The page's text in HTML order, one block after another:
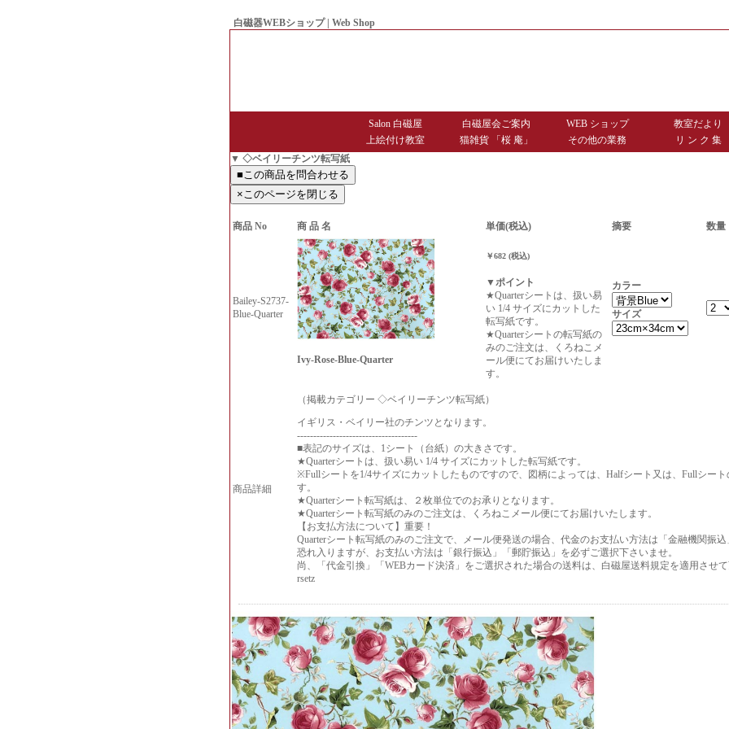
白磁器WEBショップ | Web Shop
Salon 白磁屋 白磁屋会ご案内 WEB ショップ
教室だより
上絵付け教室
猫雑貨 「桜 庵」 その他の業務
リ ン ク 集
▼ ◇ベイリーチンツ転写紙
商品 No 商 品 名 単価(税込) 摘要 数量
Bailey-S2737-
Blue-Quarter
Ivy-Rose-Blue-Quarter
￥682 (税込)
▼ポイント
★Quarterシートは、扱い易
い 1/4 サイズにカットした
転写紙です。
★Quarterシートの転写紙の
みのご注文は、くろねこメ
ール便にてお届けいたしま
す。
カラー
サイズ
商品詳細
（掲載カテゴリー ◇ベイリーチンツ転写紙）
イギリス・ベイリー社のチンツとなります。
-------------------------------------
■表記のサイズは、1シート（台紙）の大きさです。
★Quarterシートは、扱い易い 1/4 サイズにカットした転写紙です。
※Fullシートを1/4サイズにカットしたものですので、図柄によっては、Halfシート又は、Fullシート
す。
★Quarterシート転写紙は、２枚単位でのお承りとなります。
★Quarterシート転写紙のみのご注文は、くろねこメール便にてお届けいたします。
【お支払方法について】重要！
Quarterシート転写紙のみのご注文で、メール便発送の場合、代金のお支払い方法は「金融機関振込
恐れ入りますが、お支払い方法は「銀行振込」「郵貯振込」を必ずご選択下さいませ。
尚、「代金引換」「WEBカード決済」をご選択された場合の送料は、白磁屋送料規定を適用させて
rsetz